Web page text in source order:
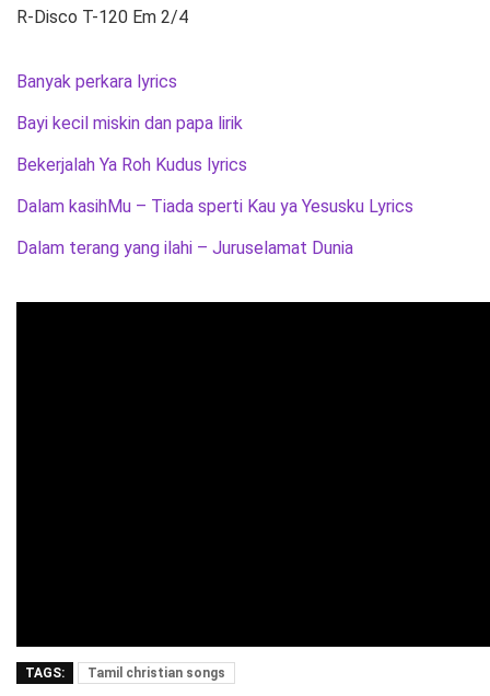
R-Disco T-120 Em 2/4
Banyak perkara lyrics
Bayi kecil miskin dan papa lirik
Bekerjalah Ya Roh Kudus lyrics
Dalam kasihMu – Tiada sperti Kau ya Yesusku Lyrics
Dalam terang yang ilahi – Juruselamat Dunia
TAGS: Tamil christian songs